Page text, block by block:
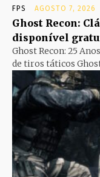
FPS AGOSTO 7, 2026
Ghost Recon:
disponível
Ghost Recon: 25
de tiros táticos